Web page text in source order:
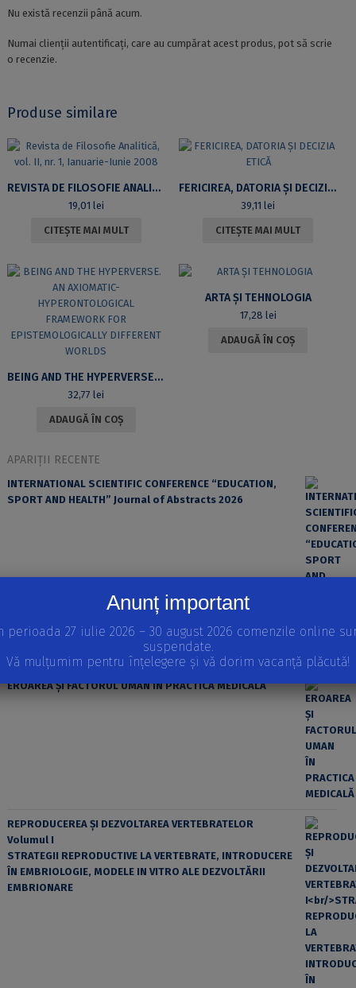
Nu există recenzii până acum.
Numai clienții autentificați, care au cumpărat acest produs, pot să scrie
o recenzie.
Produse similare
REVISTA DE FILOSOFIE ANALITICĂ, VOL. II, NR. 1, IANUARIE-IUNIE 2008
19,01 lei
CITEȘTE MAI MULT
FERICIREA, DATORIA ȘI DECIZIA ETICĂ
39,11 lei
CITEȘTE MAI MULT
BEING AND THE HYPERVERSE. AN AXIOMATIC-HYPERONTOLOGICAL FRAMEWORK FOR EPISTEMOLOGICALLY DIFFERENT WORLDS
32,77lei
ADAUGĂ ÎN COȘ
ARTA ȘI TEHNOLOGIA
17,28 lei
ADAUGĂ ÎN COȘ
APARIȚII RECENTE
INTERNATIONAL SCIENTIFIC CONFERENCE “EDUCATION,
SPORT AND HEALTH” Journal of Abstracts 2026
EROAREA ȘI FACTORUL UMAN ÎN PRACTICA MEDICALĂ
REPRODUCEREA ȘI DEZVOLTAREA VERTEBRATELOR
Volumul I
STRATEGII REPRODUCTIVE LA VERTEBRATE, INTRODUCERE
ÎN EMBRIOLOGIE, MODELE IN VITRO ALE DEZVOLTĂRII
EMBRIONARE
Anunț important
perioada 27 iulie 2026 – 30 august 2026 comenzile online
suspendate.
Vă mulțumim pentru înțelegere și vă dorim vacanță plăcută!